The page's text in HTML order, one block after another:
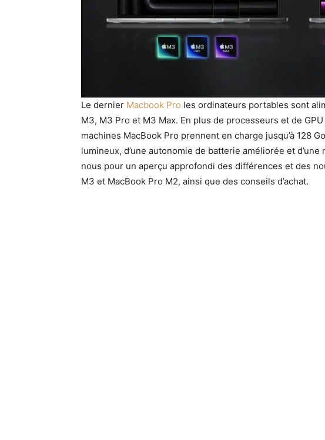
Le dernier Macbook Pro les ordinateurs portables sont
M3, M3 Pro et M3 Max. En plus de processeurs et de
machines MacBook Pro prennent en charge jusqu’à 128
lumineux, d’une autonomie de batterie améliorée et
nous pour un aperçu approfondi des différences et des
M3 et MacBook Pro M2, ainsi que des conseils d’achat.